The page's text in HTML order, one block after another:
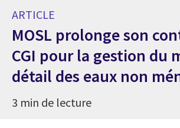
ARTICLE
MOSL prolonge son
CGI pour la gestion du
détail des eaux non
3 min de lecture